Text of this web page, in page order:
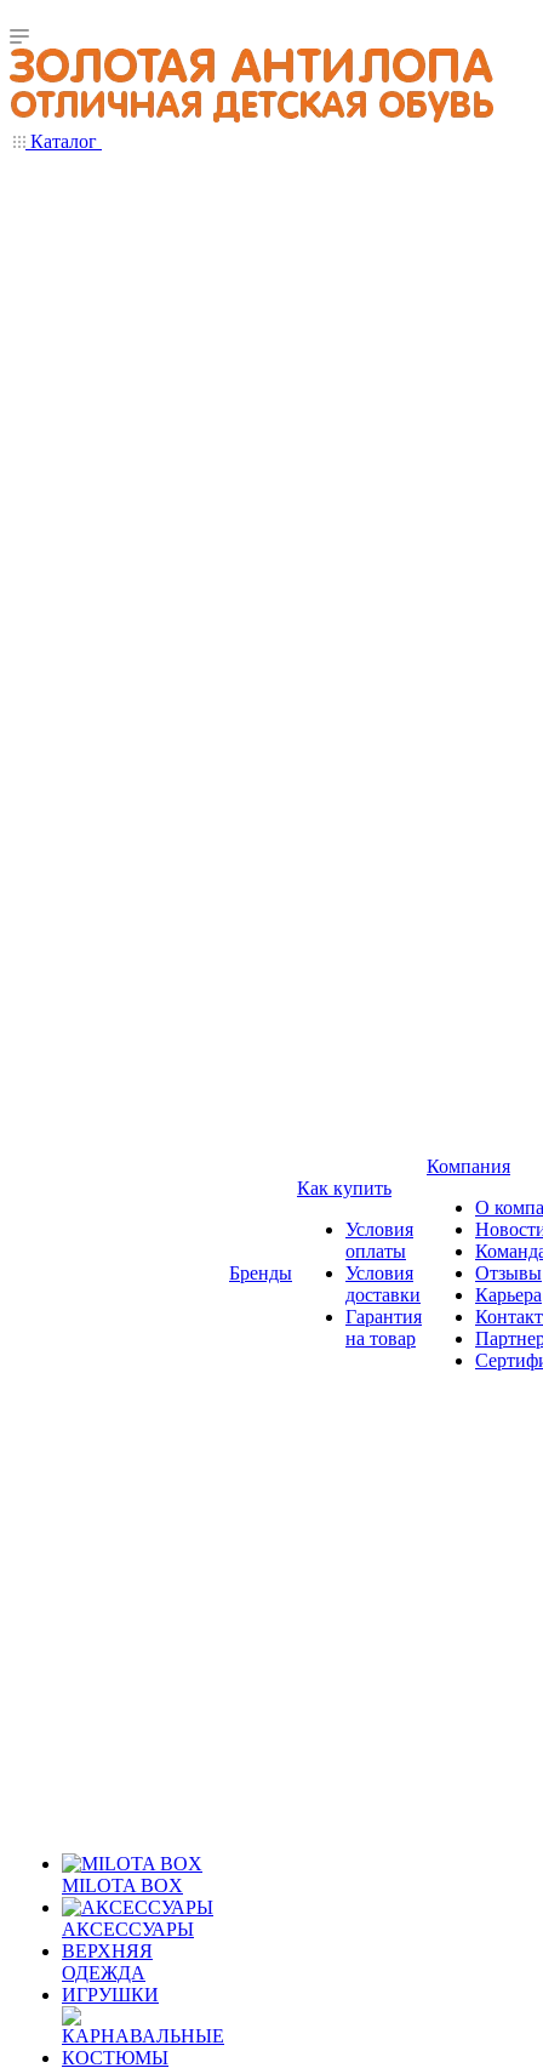
Каталог
MILOTA BOX
АКСЕССУАРЫ
ВЕРХНЯЯ
ОДЕЖДА
ИГРУШКИ
Бренды
Как купить
Условия
оплаты
Условия
доставки
Гарантия
на товар
Компания
О
Отзывы
Карьера